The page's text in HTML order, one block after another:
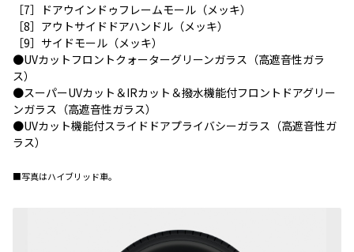
［7］ドアウインドゥフレームモール（メッキ）
［8］アウトサイドドアハンドル（メッキ）
［9］サイドモール（メッキ）
●UVカットフロントクォーターグリーンガラス（高遮音性ガラ
ス）
●スーパーUVカット＆IRカット＆撥水機能付フロントドアグリー
ンガラス（高遮音性ガラス）
●UVカット機能付スライドドアプライバシーガラス（高遮音性ガ
ラス）
■写真はハイブリッド車。